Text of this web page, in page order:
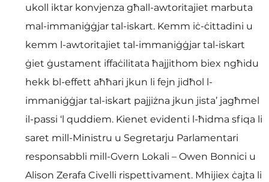
ukoll iktar konvjenza għall-awtoritajiet marbuta
mal-immaniġġjar tal-iskart. Kemm iċ-ċittadini u
kemm l-awtoritajiet tal-immaniġġjar tal-iskart
ġiet ġustament iffaċilitata ħajjithom biex ngħidu
hekk bl-effett aħħari jkun li fejn jidħol l-
immaniġġjar tal-iskart pajjiżna jkun jista’ jagħmel
il-passi ‘l quddiem. Kienet evidenti l-ħidma sfiqa li
saret mill-Ministru u Segretarju Parlamentari
responsabbli mill-Gvern Lokali – Owen Bonnici u
Alison Zerafa Civelli rispettivament. Mhijiex ċajta li